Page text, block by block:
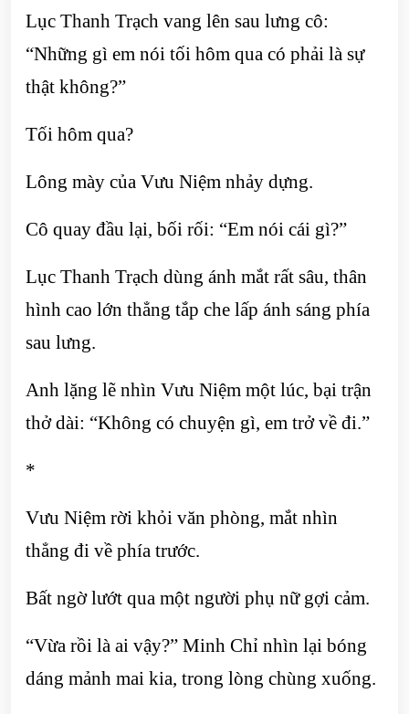
Lục Thanh Trạch vang lên sau lưng cô:
“Những gì em nói tối hôm qua có phải là sự
thật không?”
Tối hôm qua?
Lông mày của Vưu Niệm nhảy dựng.
Cô quay đầu lại, bối rối: “Em nói cái gì?”
Lục Thanh Trạch dùng ánh mắt rất sâu, thân
hình cao lớn thẳng tắp che lấp ánh sáng phía
sau lưng.
Anh lặng lẽ nhìn Vưu Niệm một lúc, bại trận
thở dài: “Không có chuyện gì, em trở về đi.”
*
Vưu Niệm rời khỏi văn phòng, mắt nhìn
thẳng đi về phía trước.
Bất ngờ lướt qua một người phụ nữ gợi cảm.
“Vừa rồi là ai vậy?” Minh Chỉ nhìn lại bóng
dáng mảnh mai kia, trong lòng chùng xuống.